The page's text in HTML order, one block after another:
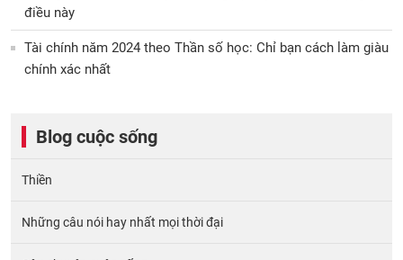
điều này
Tài chính năm 2024 theo Thần số học: Chỉ bạn cách làm giàu
chính xác nhất
Blog cuộc sống
Thiền
Những câu nói hay nhất mọi thời đại